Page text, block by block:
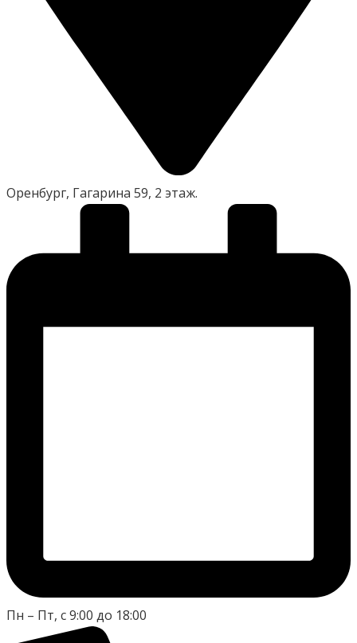
Оренбург, Гагарина 59, 2 этаж.
Пн – Пт, с 9:00 до 18:00